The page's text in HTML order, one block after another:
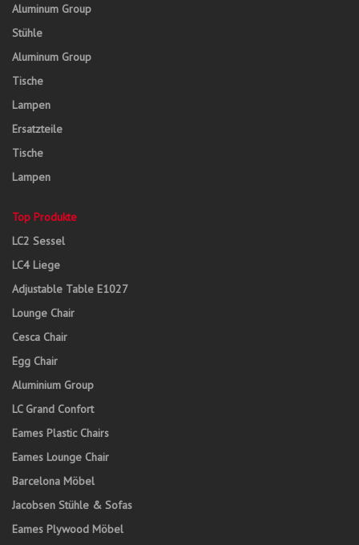
Aluminum Group
Stühle
Aluminum Group
Tische
Lampen
Ersatzteile
Tische
Lampen
Top Produkte
LC2 Sessel
LC4 Liege
Adjustable Table E1027
Lounge Chair
Cesca Chair
Egg Chair
Aluminium Group
LC Grand Confort
Eames Plastic Chairs
Eames Lounge Chair
Barcelona Möbel
Jacobsen Stühle & Sofas
Eames Plywood Möbel